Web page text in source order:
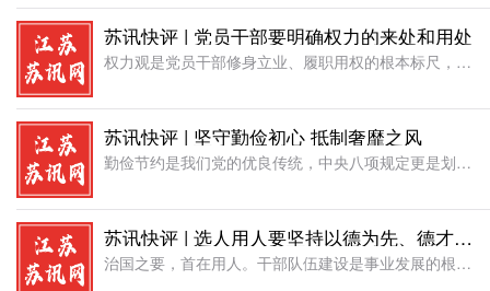
苏讯快评 | 党员干部要明确权力的来处和用处
权力观是党员干部修身立业、履职用权的根本标尺，能否清晰认清权力从何而来、应当用向何处，直接决定干事创业的方向、为民服务的底色。每一名党员干部都必须正本清源，牢固厘清权力的来源归属，坚守权力为民的使用准
苏讯快评 | 坚守勤俭初心 抵制奢靡之风
勤俭节约是我们党的优良传统，中央八项规定更是划定了党政机关作风建设的刚性底线。党政机关手握公权、管理公共财政，一言一行代表党和政府形象，必须时刻绷紧厉行节约这根弦，自觉远离铺张浪费、奢靡享乐之风。奢靡
苏讯快评 | 选人用人要坚持以德为先、德才兼备的原则
治国之要，首在用人。干部队伍建设是事业发展的根基，选人用人必须牢牢守住以德为先、德才兼备这一根本准则，严把政治关、品行关、能力关，真正把忠诚干净担当的优秀干部选出来、用起来，为高质量发展筑牢人才支撑。